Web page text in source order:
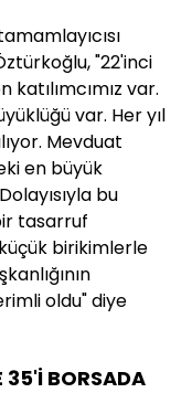
"22'inci
katılımcımız var.
var. Her yıl
Mevduat
en büyük
bu
tasarruf
küçük birikimlerle
oldu" diye
35'İ BORSADA